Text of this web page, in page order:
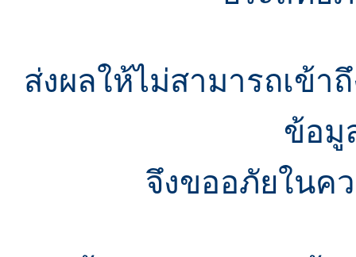
ส่งผลให้ไม่สามารถเข้า
ข้อมู
จึงขออภัยในค